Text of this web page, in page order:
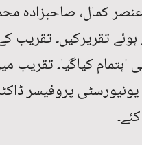
کمال، صاحبزادہ
تقریرکیں۔ تقریب
اہتمام کیاگیا۔
پروفیسر